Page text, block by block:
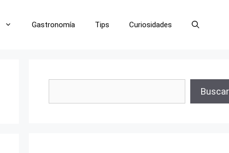
Gastronomía Tips Curiosidades
Buscar